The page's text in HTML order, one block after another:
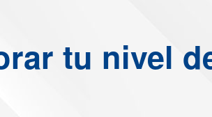
tu nivel